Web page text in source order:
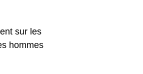
sur les
hommes